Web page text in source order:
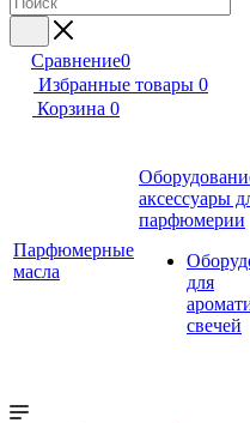
Сравнение0
Избранные товары 0
Корзина 0
Парфюмерные
масла
аксессуары
парфюмерии
для
свечей